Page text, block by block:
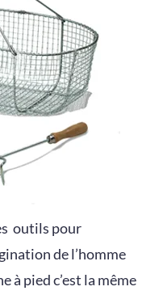
outils pour
de l’homme
à pied c’est la même